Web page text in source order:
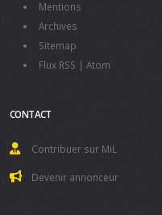
Mentions
Archives
Sitemap
Flux RSS | Atom
CONTACT
Contribuer sur MiL
Devenir annonceur